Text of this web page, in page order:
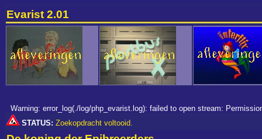
Evarist 2.01
Warning: error_log(./log/php_evarist.log): failed to open stream:
STATUS: Zoekopdracht voltooid.